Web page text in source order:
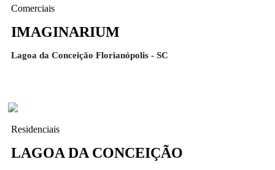
Comerciais
IMAGINARIUM
Lagoa da Conceição Florianópolis - SC
Residenciais
LAGOA DA CONCEIÇÃO